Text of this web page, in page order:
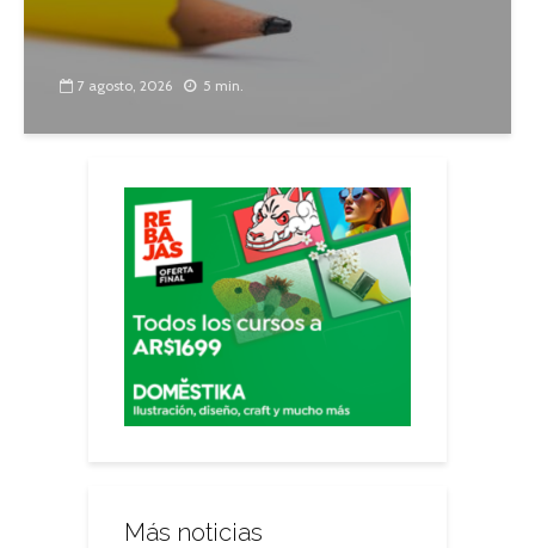
7 agosto, 2026 5 min.
Más noticias